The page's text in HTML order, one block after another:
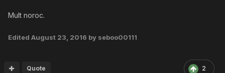
Mult noroc.
Edited August 23, 2016 by seboo00111
2
Quote